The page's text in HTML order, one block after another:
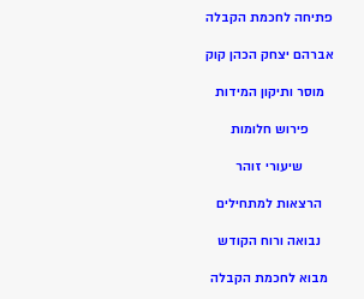
פתיחה לחכמת הקבלה
אברהם יצחק הכהן קוק
מוסר ותיקון המידות
פירוש חלומות
שיעורי זוהר
הרצאות למתחילים
נבואה ורוח הקודש
מבוא לחכמת הקבלה